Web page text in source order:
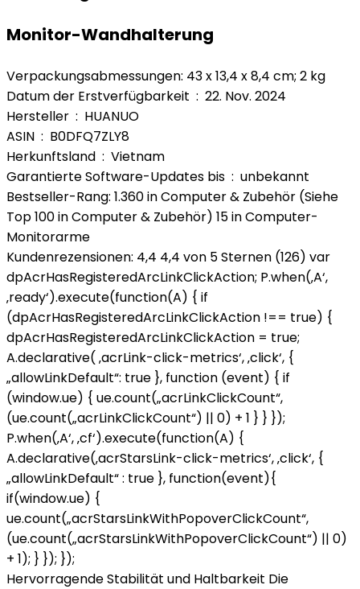
Monitor-Wandhalterung
Verpackungsabmessungen: 43 x 13,4 x 8,4 cm; 2 kg
Datum der Erstverfügbarkeit ‏ : ‎ 22. Nov. 2024
Hersteller ‏ : ‎ HUANUO
ASIN ‏ : ‎ B0DFQ7ZLY8
Herkunftsland ‏ : ‎ Vietnam
Garantierte Software-Updates bis ‏ : ‎ unbekannt
Bestseller-Rang: 1.360 in Computer & Zubehör (Siehe
Top 100 in Computer & Zubehör) 15 in Computer-
Monitorarme
Kundenrezensionen: 4,4 4,4 von 5 Sternen (126) var
dpAcrHasRegisteredArcLinkClickAction; P.when(‚A‘,
‚ready‘).execute(function(A) { if
(dpAcrHasRegisteredArcLinkClickAction !== true) {
dpAcrHasRegisteredArcLinkClickAction = true;
A.declarative( ‚acrLink-click-metrics‘, ‚click‘, {
„allowLinkDefault“: true }, function (event) { if
(window.ue) { ue.count(„acrLinkClickCount“,
(ue.count(„acrLinkClickCount“) || 0) + 1 } } });
P.when(‚A‘, ‚cf‘).execute(function(A) {
A.declarative(‚acrStarsLink-click-metrics‘, ‚click‘, {
„allowLinkDefault“ : true }, function(event){
if(window.ue) {
ue.count(„acrStarsLinkWithPopoverClickCount“,
(ue.count(„acrStarsLinkWithPopoverClickCount“) || 0)
+ 1); } }); });
Hervorragende Stabilität und Haltbarkeit Die